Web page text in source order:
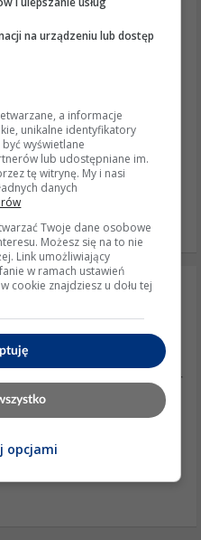
polskich znakow. Stanalem
- po spedzeniu ponad
padl na:
pioraca i suszaca, dla
Za bardzo nie zwracam...
iQ800 - dobre
pralkę, która juz ledwo
i dlatego szukam
http://www.siemens-home.bsh-
same bardzo dobre.
na urządzeniu lub dostęp
a informacje
unikalne identyfikatory
wyświetlane
lub udostępniane im.
tę witrynę. My i nasi
danych
Twoje dane osobowe
Możesz się na to nie
Link umożliwiający
w ramach ustawień
cookie znajdziesz u dołu tej
opcjami